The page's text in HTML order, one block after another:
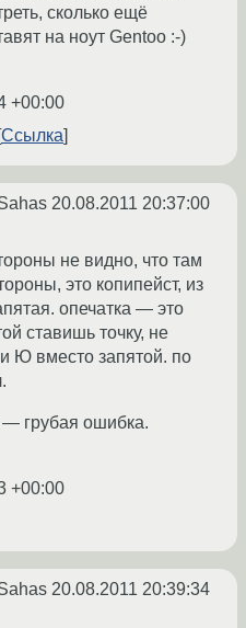
сколько ещё
на ноут Gentoo :-)
+00:00
Ссылка
20.08.2011 20:37:00
не видно, что там
это копипейст, из
опечатка — это
ставишь точку, не
Ю вместо запятой. по
грубая ошибка.
+00:00
20.08.2011 20:39:34